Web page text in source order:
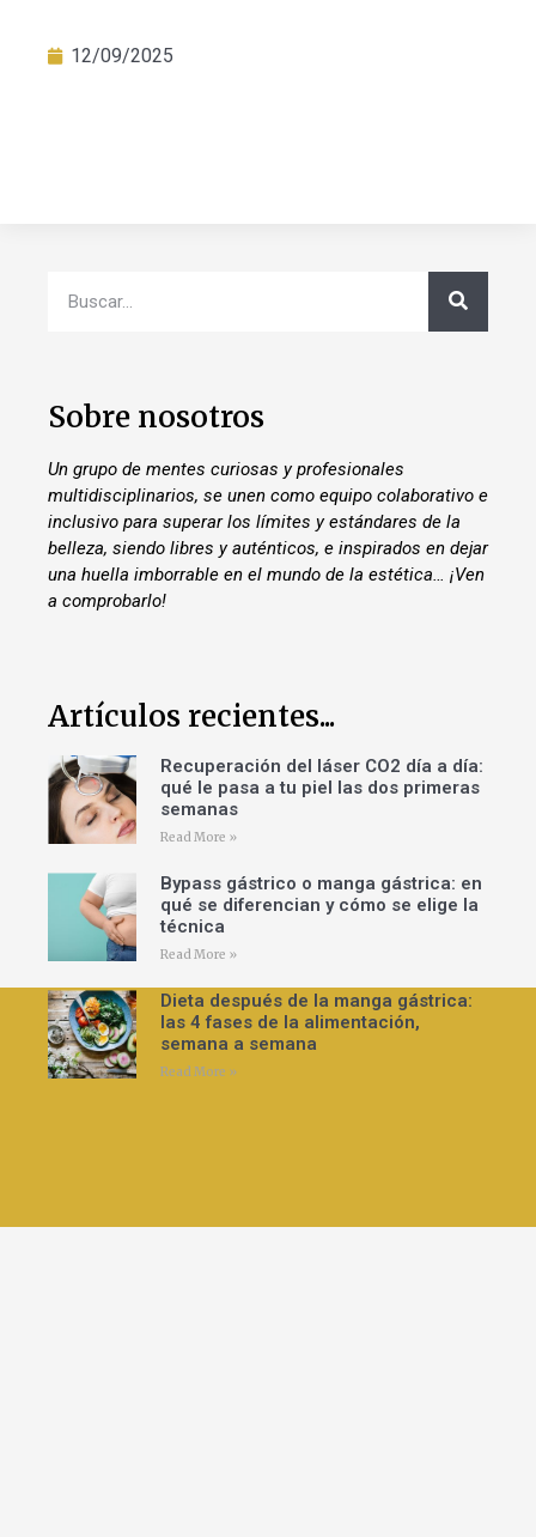
12/09/2025
Sobre nosotros
Un grupo de mentes curiosas y profesionales
multidisciplinarios, se unen como equipo colaborativo e
inclusivo para superar los límites y estándares de la
belleza, siendo libres y auténticos, e inspirados en dejar
una huella imborrable en el mundo de la estética… ¡Ven
a comprobarlo!
Artículos recientes...
Recuperación del láser CO2 día a día:
qué le pasa a tu piel las dos primeras
semanas
Read More »
Bypass gástrico o manga gástrica: en
qué se diferencian y cómo se elige la
técnica
Read More »
Dieta después de la manga gástrica:
las 4 fases de la alimentación,
semana a semana
Read More »